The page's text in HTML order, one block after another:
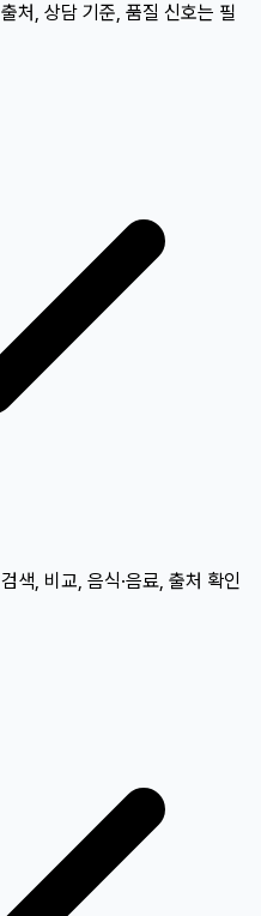
출처, 상담 기준, 품질 신호는 필
검색, 비교, 음식·음료, 출처 확인